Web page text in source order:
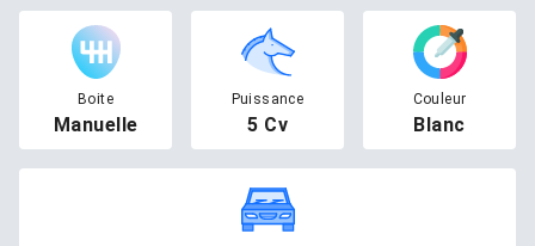
Boite
Manuelle
Puissance
5 Cv
Couleur
Blanc